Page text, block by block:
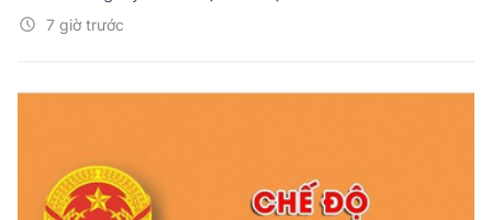
7 giờ trước